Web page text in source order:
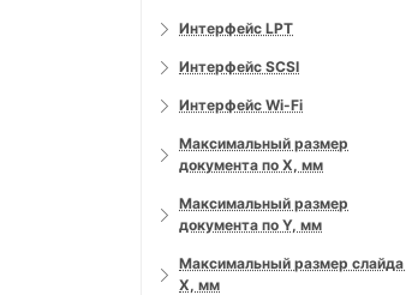
Интерфейс LPT
Интерфейс SCSI
Интерфейс Wi-Fi
Максимальный размер
документа по X, мм
Максимальный размер
документа по Y, мм
Максимальный размер слайда
X, мм